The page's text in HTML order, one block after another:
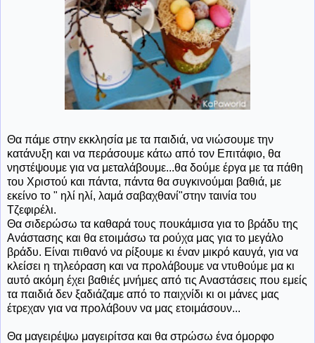
Θα πάμε στην εκκλησία με τα παιδιά, να νιώσουμε την
κατάνυξη και να περάσουμε κάτω από τον Επιτάφιο, θα
νηστέψουμε για να μεταλάβουμε...θα δούμε έργα με τα πάθη
του Χριστού και πάντα, πάντα θα συγκινούμαι βαθιά, με
εκείνο το " ηλί ηλί, λαμά σαβαχθανί"στην ταινία του
Τζεφιρέλι.
Θα σιδερώσω τα καθαρά τους πουκάμισα για το βράδυ της
Ανάστασης και θα ετοιμάσω τα ρούχα μας για το μεγάλο
βράδυ. Είναι πιθανό να ρίξουμε κι έναν μικρό καυγά, για να
κλείσει η τηλεόραση και να προλάβουμε να ντυθούμε μα κι
αυτό ακόμη έχει βαθιές μνήμες από τις Αναστάσεις που εμείς
τα παιδιά δεν ξαδιάζαμε από το παιχνίδι κι οι μάνες μας
έτρεχαν για να προλάβουν να μας ετοιμάσουν...
Θα μαγειρέψω μαγειρίτσα και θα στρώσω ένα όμορφο